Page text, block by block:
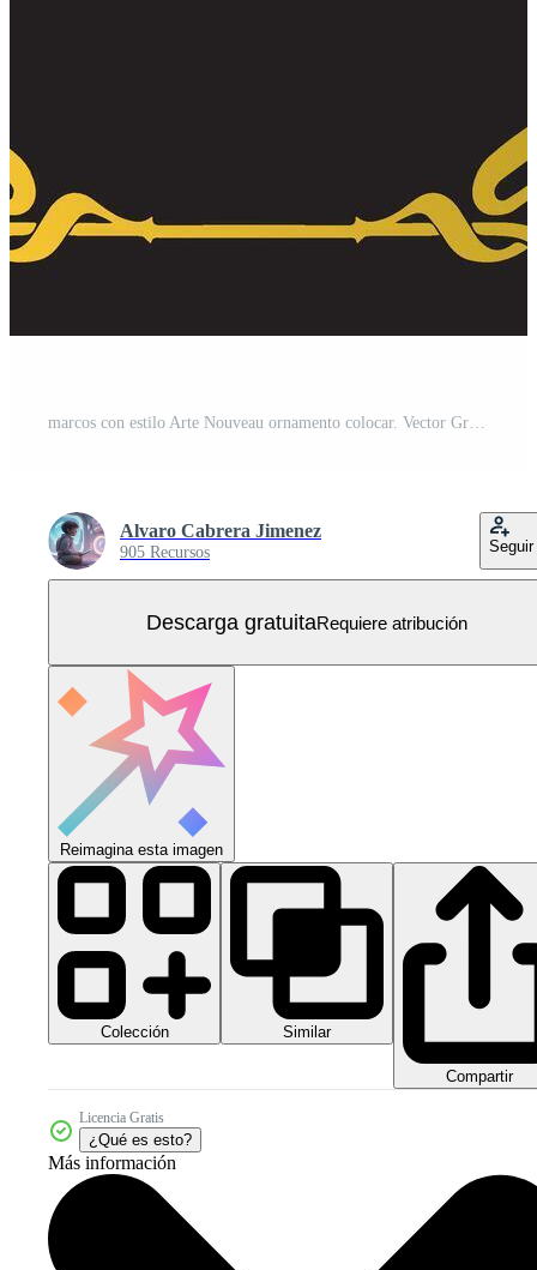
marcos con estilo Arte Nouveau ornamento colocar. Vector Gratis
Alvaro Cabrera Jimenez
905 Recursos Seguir
Descarga gratuitaRequiere atribución
Reimagina esta imagen
Colección Similar
Compartir
Licencia Gratis
¿Qué es esto?
Más información